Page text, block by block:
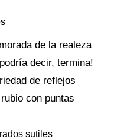
de la realeza
decir, termina!
de reflejos
con puntas
sutiles